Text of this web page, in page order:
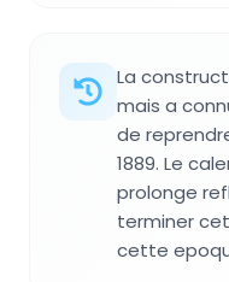
La
mais a
de
1889. Le
prolonge
terminer
cette